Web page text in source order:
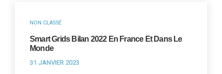
NON CLASSÉ
Smart Grids Bilan 2022 En France Et Dans Le
Monde
31 JANVIER 2023